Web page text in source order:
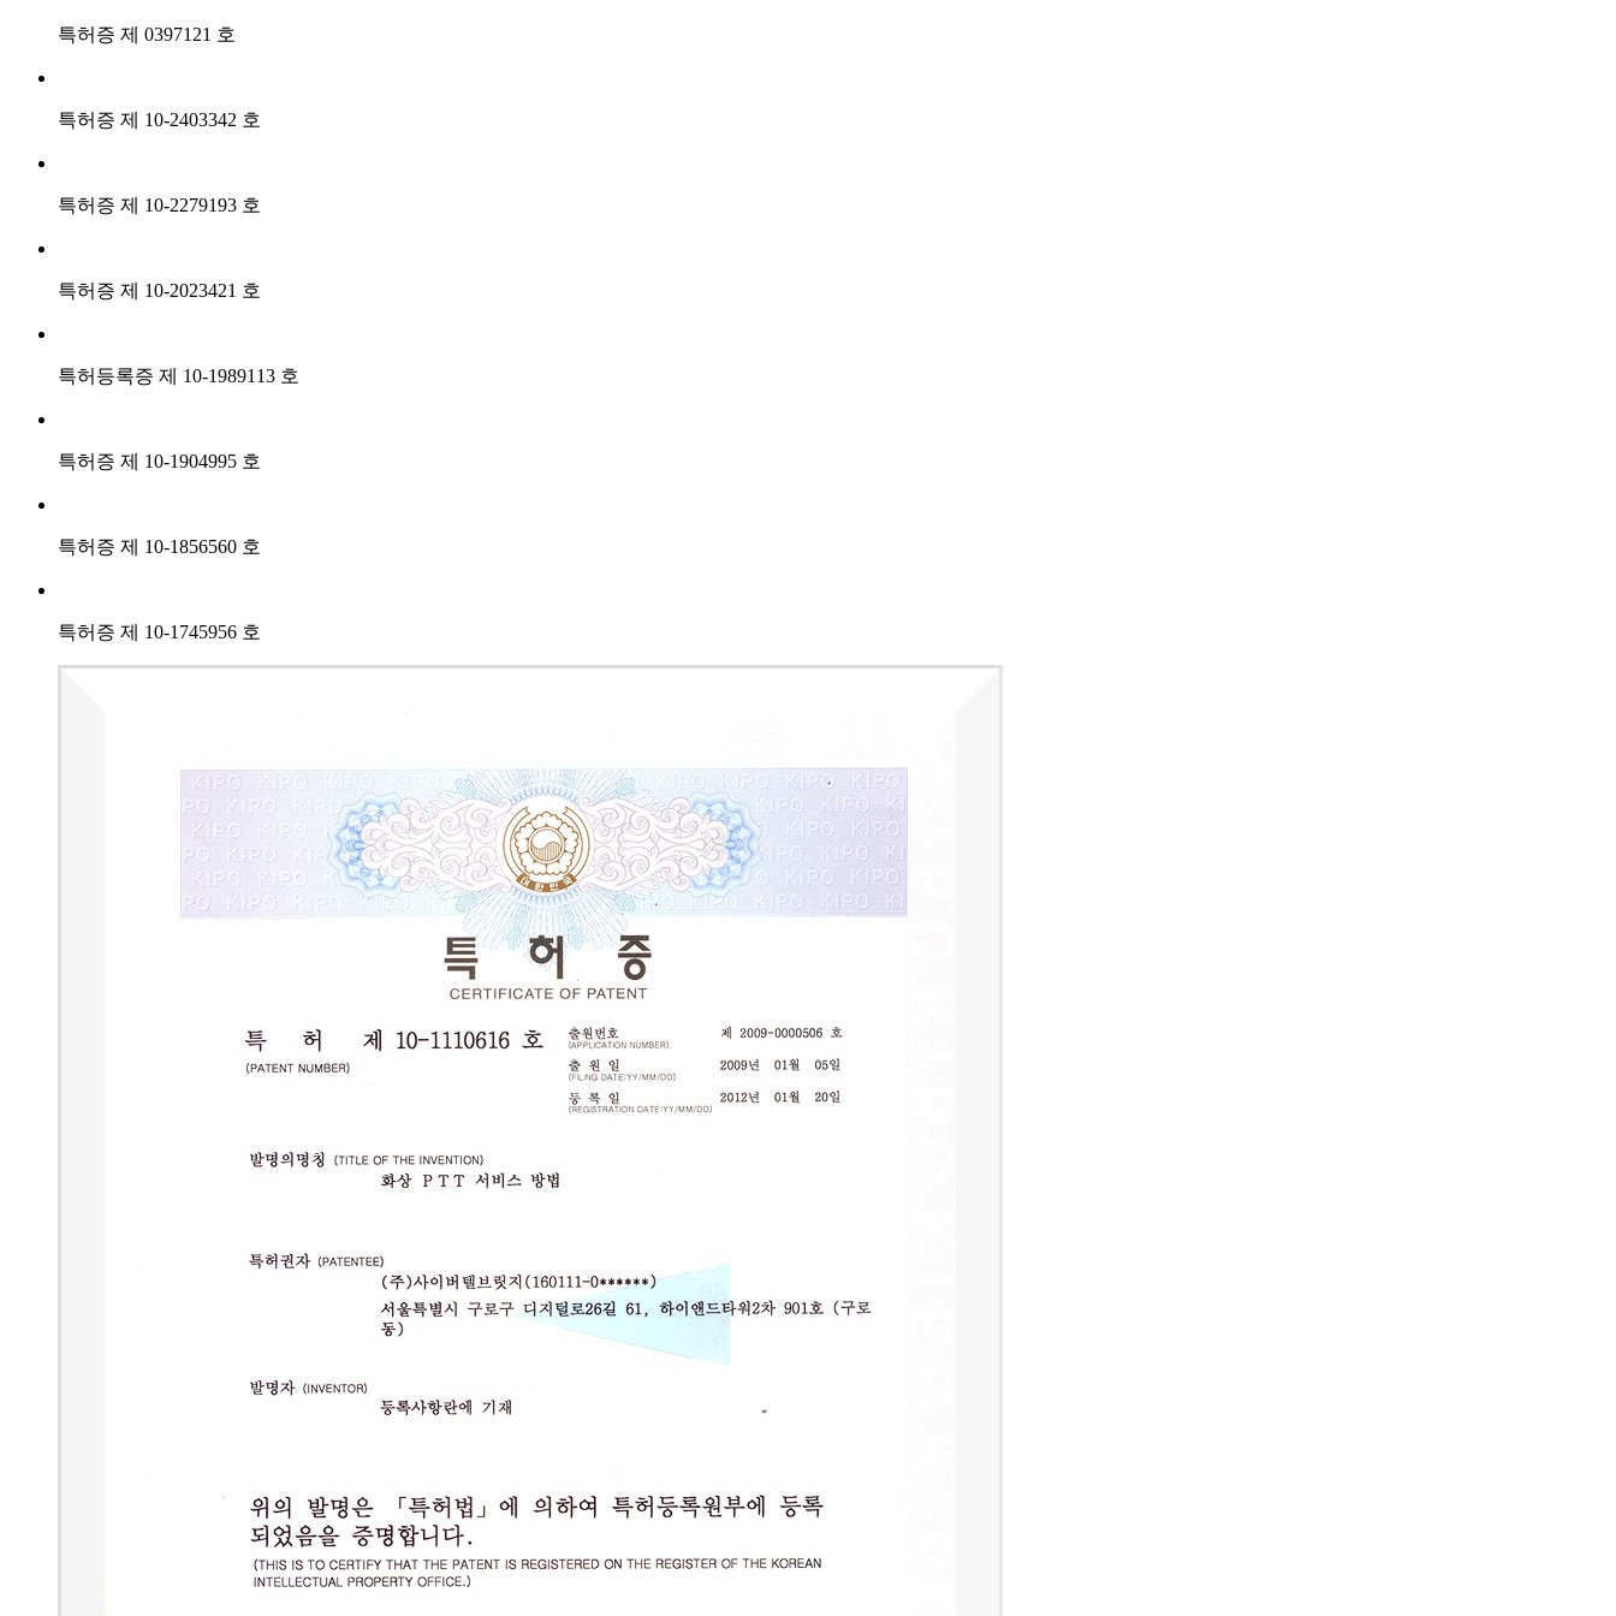
특허증 제 0397121 호
특허증 제 10-2403342 호
특허증 제 10-2279193 호
특허증 제 10-2023421 호
특허등록증 제 10-1989113 호
특허증 제 10-1904995 호
특허증 제 10-1856560 호
특허증 제 10-1745956 호